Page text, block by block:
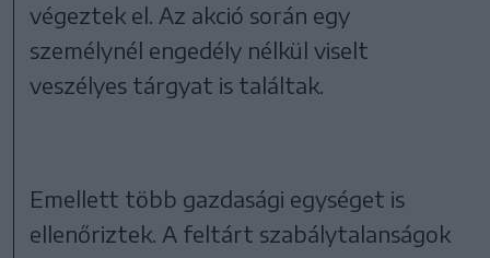
végeztek el. Az akció során egy
személynél engedély nélkül viselt
veszélyes tárgyat is találtak.
Emellett több gazdasági egységet is
ellenőriztek. A feltárt szabálytalanságok